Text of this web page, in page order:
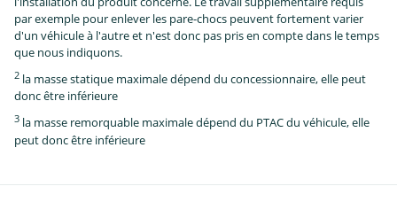
par exemple pour enlever les pare-chocs peuvent fortement varier
d'un véhicule à l'autre et n'est donc pas pris en compte dans le temps
que nous indiquons.
2 la masse statique maximale dépend du concessionnaire, elle peut
donc être inférieure
3 la masse remorquable maximale dépend du PTAC du véhicule, elle
peut donc être inférieure